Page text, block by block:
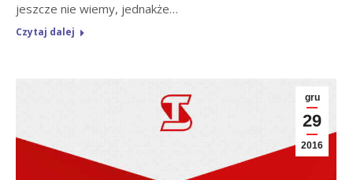
jeszcze nie wiemy, jednakże…
Czytaj dalej
gru
29
2016